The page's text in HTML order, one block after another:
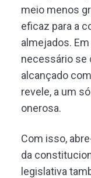
meio menos
eficaz para a
almejados.
necessário se
alcançado
revele, a um
onerosa.
Com isso,
da
legislativa